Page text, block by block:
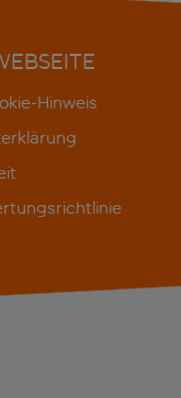
Hinweis